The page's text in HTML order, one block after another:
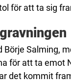
för att ta sig
Börje Salming,
för att ta emot
det kommit